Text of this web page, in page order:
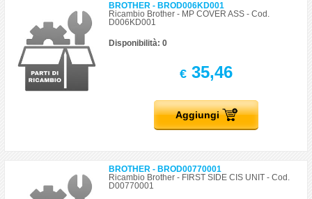
BROTHER - BROD006KD001
Ricambio Brother - MP COVER ASS - Cod.
D006KD001
Disponibilità: 0
€35,46
Aggiungi
BROTHER - BROD00770001
Ricambio Brother - FIRST SIDE CIS UNIT - Cod.
D00770001